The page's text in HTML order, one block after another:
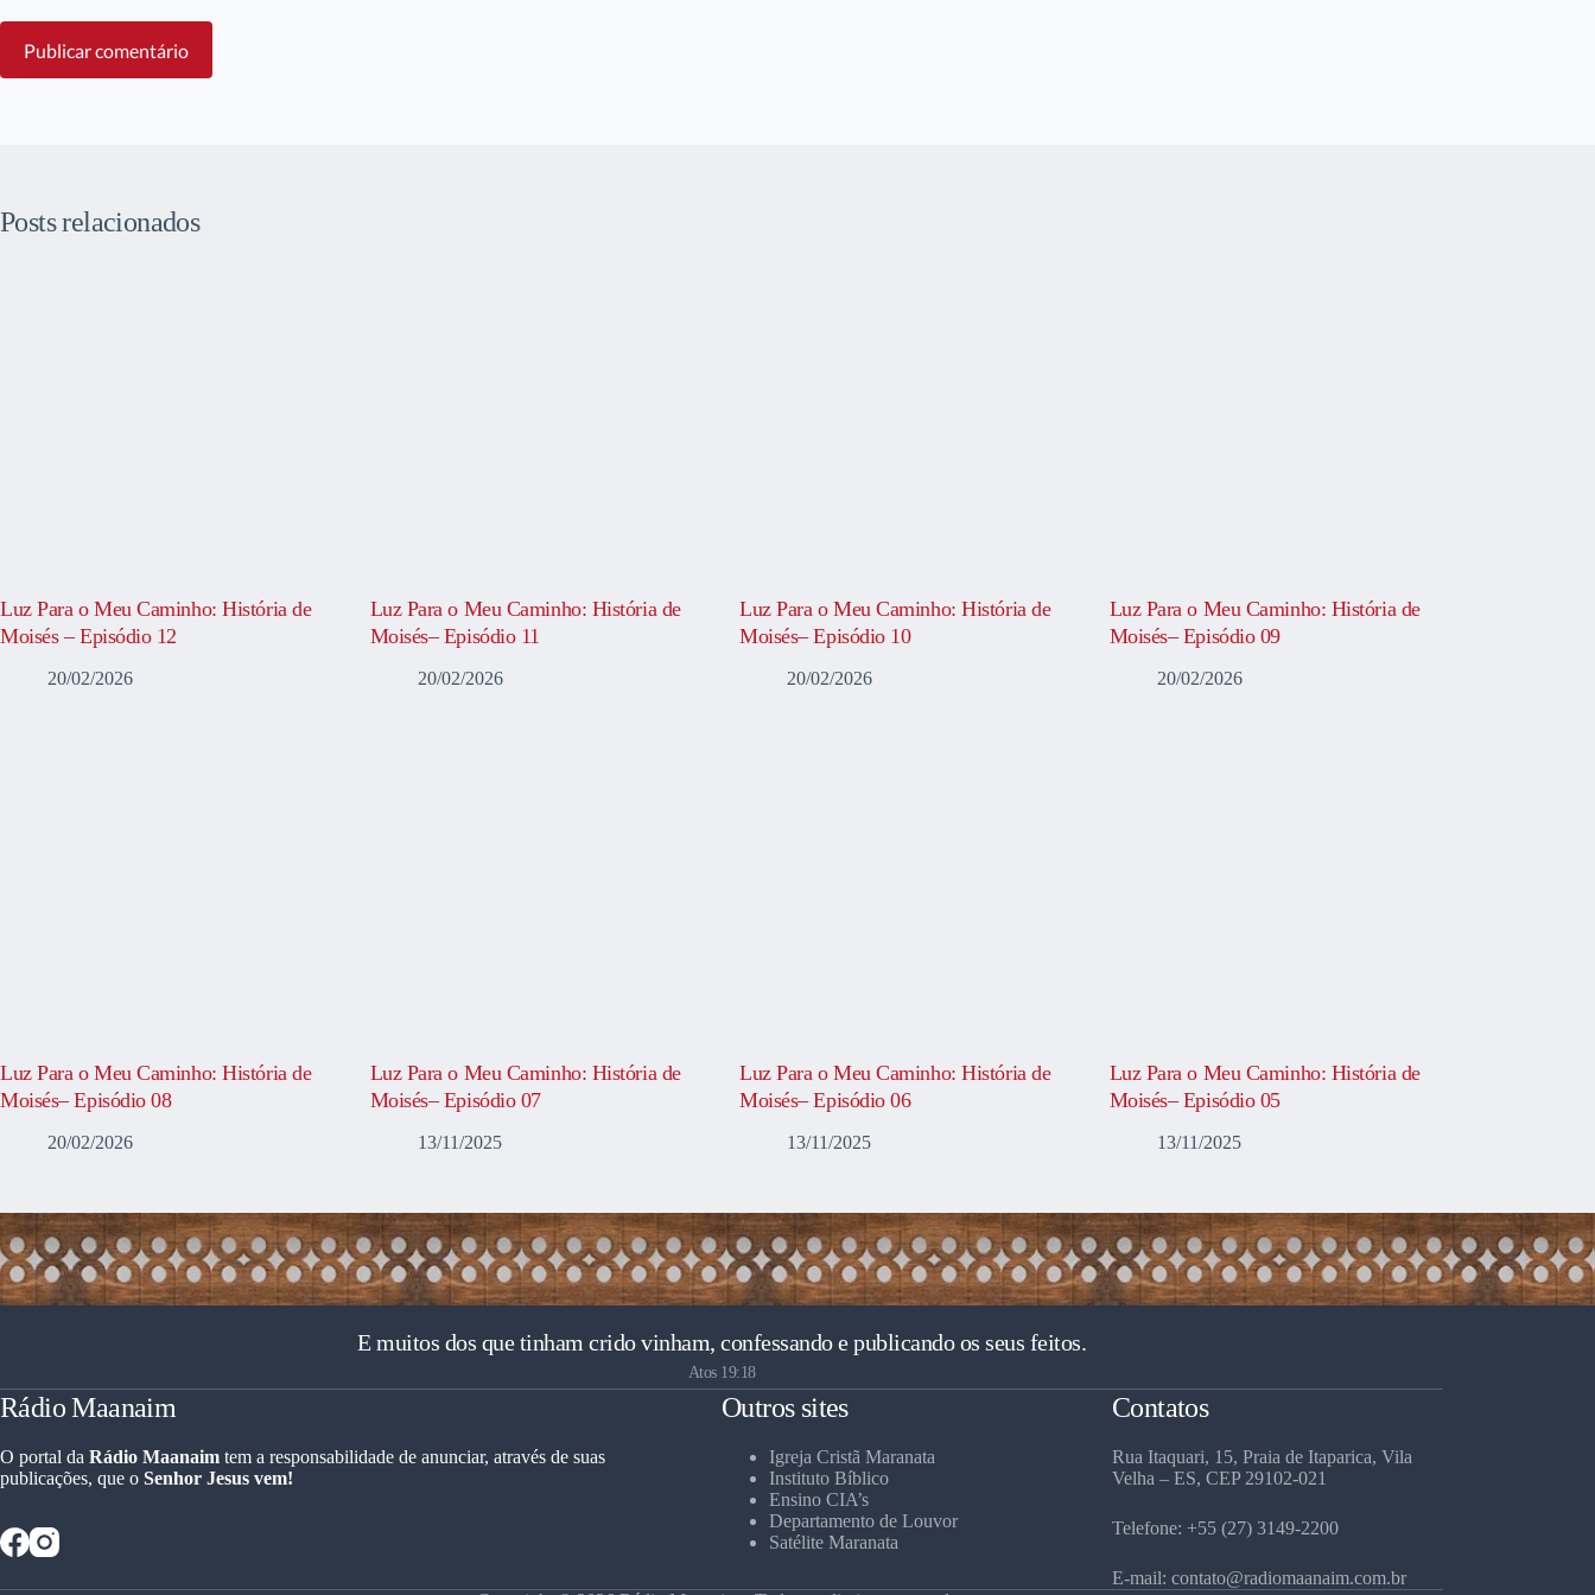
Publicar comentário
Posts relacionados
Luz Para o Meu Caminho: História de
Moisés – Episódio 12
20/02/2026
Luz Para o Meu Caminho: História de
Moisés– Episódio 11
20/02/2026
Luz Para o Meu Caminho: História de
Moisés– Episódio 10
20/02/2026
Luz Para o Meu Caminho: História de
Moisés– Episódio 09
20/02/2026
Luz Para o Meu Caminho: História de
Moisés– Episódio 08
20/02/2026
Luz Para o Meu Caminho: História de
Moisés– Episódio 07
13/11/2025
Luz Para o Meu Caminho: História de
Moisés– Episódio 06
13/11/2025
Luz Para o Meu Caminho: História de
Moisés– Episódio 05
13/11/2025
E muitos dos que tinham crido vinham, confessando e publicando os seus feitos.
Atos 19:18
Rádio Maanaim
O portal da Rádio Maanaim tem a responsabilidade de anunciar, através de suas
publicações, que o Senhor Jesus vem!
Outros sites
Igreja Cristã Maranata
Instituto Bíblico
Ensino CIA’s
Departamento de Louvor
Satélite Maranata
Contatos
Rua Itaquari, 15, Praia de Itaparica, Vila
Velha – ES, CEP 29102-021
Telefone: +55 (27) 3149-2200
E-mail: contato@radiomaanaim.com.br